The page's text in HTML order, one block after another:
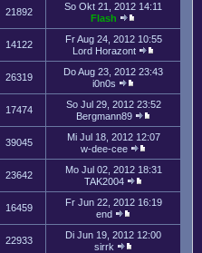
21892
So Okt 21, 2012 14:11
Flash
14122
Fr Aug 24, 2012 10:55
Lord Horazont
26319
Do Aug 23, 2012 23:43
i0n0s
17474
So Jul 29, 2012 23:52
Bergmann89
39045
Mi Jul 18, 2012 12:07
w-dee-cee
23642
Mo Jul 02, 2012 18:31
TAK2004
16459
Fr Jun 22, 2012 16:19
end
22933
Di Jun 19, 2012 12:00
sirrk